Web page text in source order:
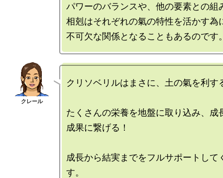
パワーのバランスや、他の要素との組
相剋はそれぞれの氣の特性を活かす為
クリソベリルはまさに、土の氣を利す
たくさんの栄養を地盤に取り込み、成
成果に繋げる！
成長から結実までをフルサポートして